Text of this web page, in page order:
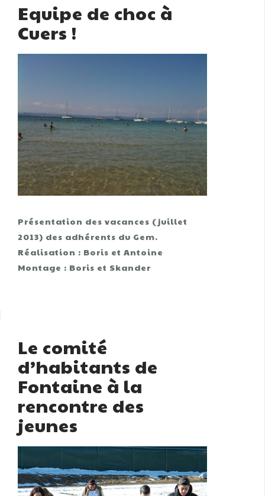
Equipe de choc à
Cuers !
Présentation des vacances (juillet
2013) des adhérents du Gem.
Réalisation : Boris et Antoine
Montage : Boris et Skander
Le comité
d’habitants de
Fontaine à la
rencontre des
jeunes